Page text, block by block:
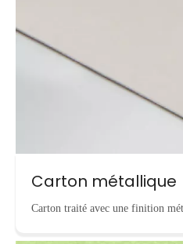
Carton métallique
Carton traité avec une finition